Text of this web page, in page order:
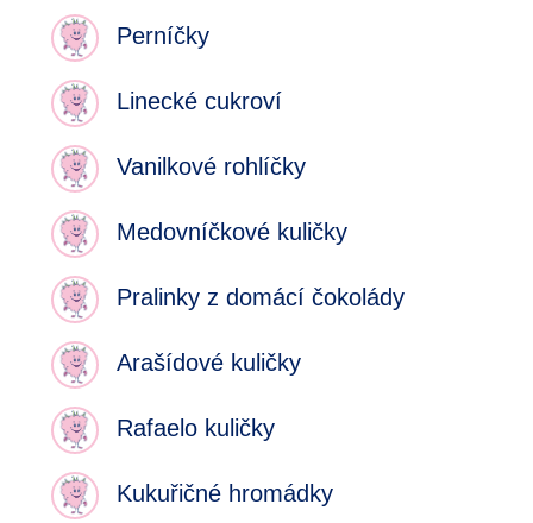
Perníčky
Linecké cukroví
Vanilkové rohlíčky
Medovníčkové kuličky
Pralinky z domácí čokolády
Arašídové kuličky
Rafaelo kuličky
Kukuřičné hromádky